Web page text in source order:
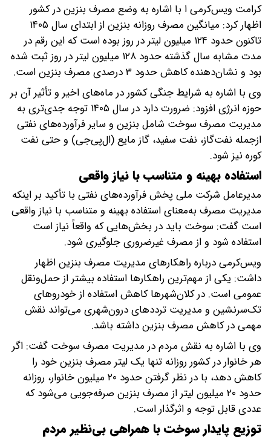
کرامت ویس‌کرمی ا با اشاره به وضع مصرف بنزین در کشور
اظهار کرد: میانگین مصرف روزانه بنزین از ابتدای سال ۱۴۰۵
تاکنون حدود ۱۲۴ میلیون لیتر در روز بوده است که این رقم در
مدت مشابه سال گذشته حدود ۱۲۸ میلیون لیتر در روز ثبت شده
بود و نشان‌دهنده کاهش حدود ۳ درصدی مصرف بنزین است.
وی با اشاره به شرایط جنگی کشور در ماه‌های اخیر و تأثیر آن بر
حوزه انرژی افزود: ضرورت دارد در سال ۱۴۰۵ توجه جدی‌تری به
مدیریت مصرف سوخت شامل بنزین و سایر فرآورده‌های نفتی
ازجمله نفت‌گاز، نفت سفید، گاز مایع (ال‌پی‌جی) و حتی نفت
کوره نیز شود.
استفاده بهینه و متناسب با نیاز واقعی
مدیرعامل شرکت ملی پخش فرآورده‌های نفتی با تأکید بر اینکه
مدیریت مصرف به‌معنای استفاده بهینه و متناسب با نیاز واقعی
است گفت: سوخت باید در بخش‌هایی که واقعاً نیاز است
استفاده شود و از مصرف غیرضروری جلوگیری شود.
ویس‌کرمی درباره راهکارهای مدیریت مصرف بنزین اظهار
داشت: یکی از مهم‌ترین راهکارها استفاده بیشتر از حمل‌ونقل
عمومی است. در کلان‌شهرها کاهش استفاده از خودروهای
تک‌سرنشین و مدیریت ترددهای درون‌شهری می‌تواند نقش
مهمی در کاهش مصرف بنزین داشته باشد.
وی با اشاره به نقش مردم در مدیریت مصرف سوخت گفت: اگر
هر خانوار در کشور روزانه تنها یک لیتر مصرف بنزین خود را
کاهش دهد، با در نظر گرفتن حدود ۲۰ میلیون خانوار، روزانه
حدود ۲۰ میلیون لیتر از مصرف بنزین صرفه‌جویی می‌شود که
عددی قابل توجه و اثرگذار است.
توزیع پایدار سوخت با همراهی بی‌نظیر مردم